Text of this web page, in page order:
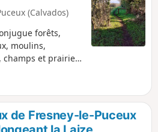
(Calvados)
forêts,
moulins,
champs et prairies
lorsque
l'automne où
ocres,
qui part du
de Fresney-le-Puceux